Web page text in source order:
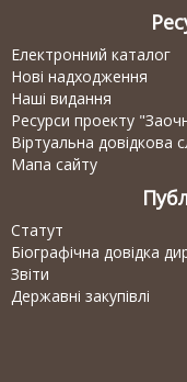
Електронний каталог
Нові надходження
Наші видання
Ресурси проекту
Віртуальна довідкова
Мапа сайту
Статут
Біографічна довідка
Звіти
Державні закупівлі